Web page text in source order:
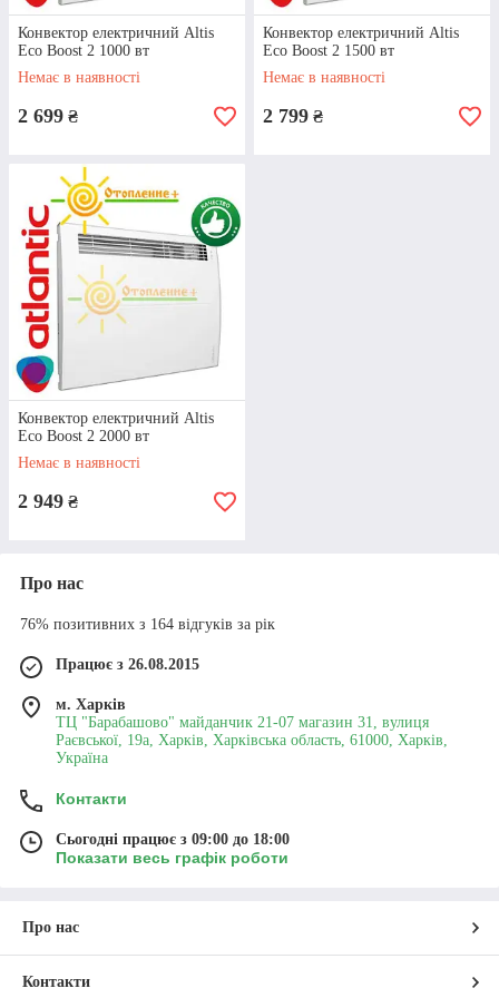
представленийконвектор Тесіта
обладнання інших виробників
Оптимальна ціна
Ми працюємо безпосередньо з
виробниками та імпортерами, завдяки
чому здійснюємо закупівлю без
посередників за оптовими цінами. Тому
на конвектор Atlantic ціна оптимально
відповідає якості, без переплат. Ми
дотримуємося рекомендацій виробника з
Якість на висоті
характеризують обладнання, як надійне,
відповідає міжнародним стандартам
якості та має офіційну гарантію
Конвектор електричний Altis
Eco Boost 2 1000 вт
Немає в наявності
2 699 ₴
Конвектор електричний Altis
Eco Boost 2 1500 вт
Немає в наявності
2 799 ₴
Конвектор електричний Altis
Eco Boost 2 2000 вт
Немає в наявності
2 949 ₴
Про нас
76% позитивних з 164 відгуків за рік
Працює з 26.08.2015
м. Харків
ТЦ "Барабашово" майданчик 21-07 магазин 31, вулиця
Раєвської, 19а, Харків, Харківська область, 61000, Харків,
Україна
Контакти
Сьогодні працює з 09:00 до 18:00
Показати весь графік роботи
Про нас
Контакти